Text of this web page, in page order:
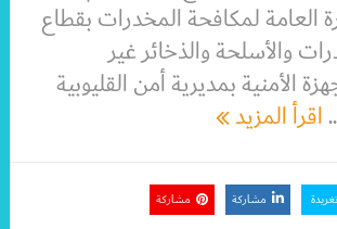
العامة لمكافحة المخدرات بقطاع
والأسلحة والذخائر غير
الأمنية بمديرية أمن القليوبية
اقرأ المزيد
تغريدة مشاركة مشاركة